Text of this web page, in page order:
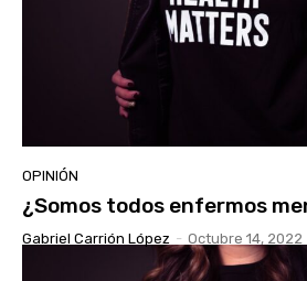
OPINIÓN
¿Somos todos enfermos
Gabriel Carrión López - Octubre 14, 2022